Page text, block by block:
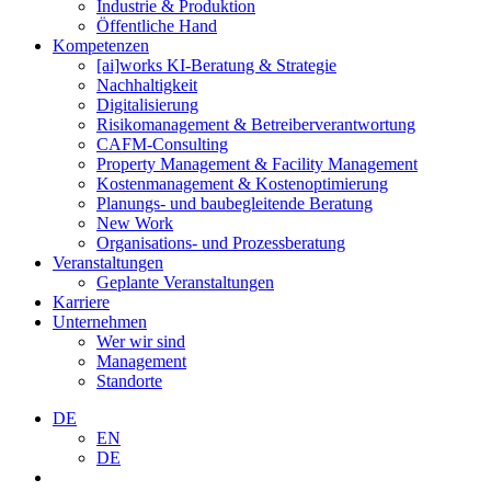
Industrie & Produktion
Öffentliche Hand
Kompetenzen
[ai]works KI-Beratung & Strategie
Nachhaltigkeit
Digitalisierung
Risikomanagement & Betreiberverantwortung
CAFM-Consulting
Property Management & Facility Management
Kostenmanagement & Kostenoptimierung
Planungs- und baubegleitende Beratung
New Work
Organisations- und Prozessberatung
Veranstaltungen
Geplante Veranstaltungen
Karriere
Unternehmen
Wer wir sind
Management
Standorte
DE
EN
DE